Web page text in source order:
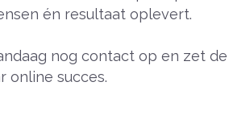
én resultaat oplevert.
nog contact op en zet
online succes.